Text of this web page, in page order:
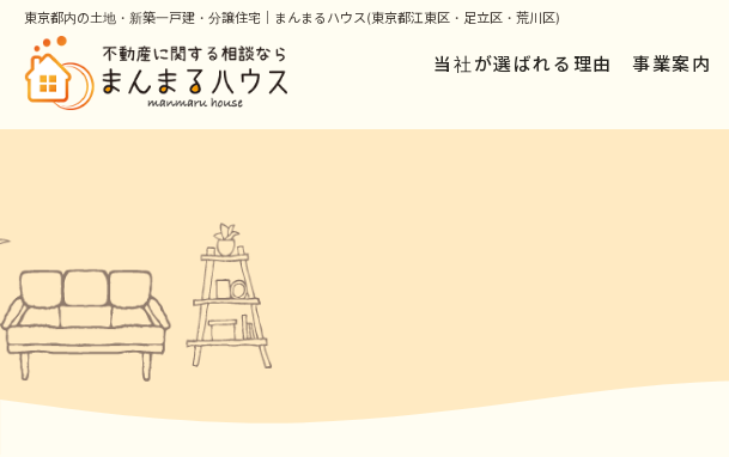
東京都内の土地・新築一戸建・分譲住宅｜まんまるハウス(東京都江東区・足立区・荒川区)
当社が選ばれる理由 事業案内